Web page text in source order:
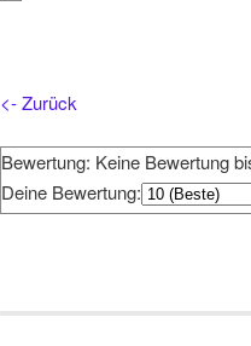
<- Zurück
Bewertung: Keine Bewertung
Deine Bewertung: